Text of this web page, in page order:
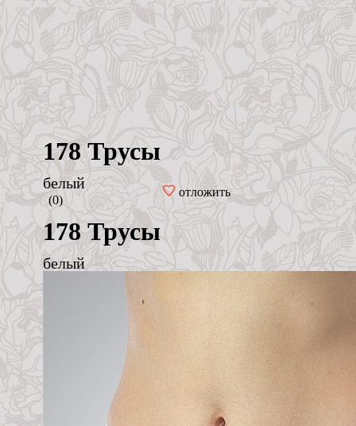
178 Трусы
белый
(0)
отложить
178 Трусы
белый